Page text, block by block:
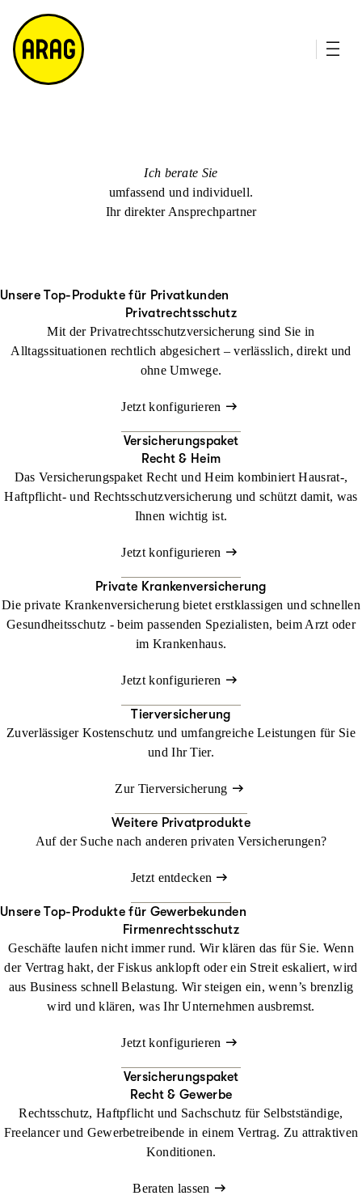
m
a
p
Ich berate Sie
umfassend und individuell.
Ihr direkter Ansprechpartner
Unsere Top-Produkte für Privatkunden
Privatrechtsschutz
Mit der Privatrechtsschutzversicherung sind Sie in
Alltagssituationen rechtlich abgesichert – verlässlich, direkt und
ohne Umwege.
Jetzt konfigurieren
Versicherungspaket
Recht & Heim
Das Versicherungspaket Recht und Heim kombiniert Hausrat-,
Haftpflicht- und Rechtsschutzversicherung und schützt damit, was
Ihnen wichtig ist.
Jetzt konfigurieren
Private Krankenversicherung
Die private Krankenversicherung bietet erstklassigen und schnellen
Gesundheitsschutz - beim passenden Spezialisten, beim Arzt oder
im Krankenhaus.
Jetzt konfigurieren
Tierversicherung
Zuverlässiger Kostenschutz und umfangreiche Leistungen für Sie
und Ihr Tier.
Zur Tierversicherung
Weitere Privatprodukte
Auf der Suche nach anderen privaten Versicherungen?
Jetzt entdecken
Unsere Top-Produkte für Gewerbekunden
Firmenrechtsschutz
Geschäfte laufen nicht immer rund. Wir klären das für Sie. Wenn
der Vertrag hakt, der Fiskus anklopft oder ein Streit eskaliert, wird
aus Business schnell Belastung. Wir steigen ein, wenn’s brenzlig
wird und klären, was Ihr Unternehmen ausbremst.
Jetzt konfigurieren
Versicherungspaket
Recht & Gewerbe
Rechtsschutz, Haftpflicht und Sachschutz für Selbstständige,
Freelancer und Gewerbetreibende in einem Vertrag. Zu attraktiven
Konditionen.
Beraten lassen